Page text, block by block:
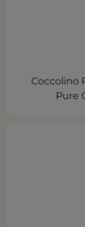
Coccolino
Pure